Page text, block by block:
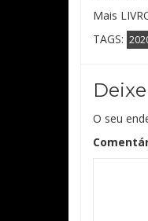
Mais
TAGS:
O seu